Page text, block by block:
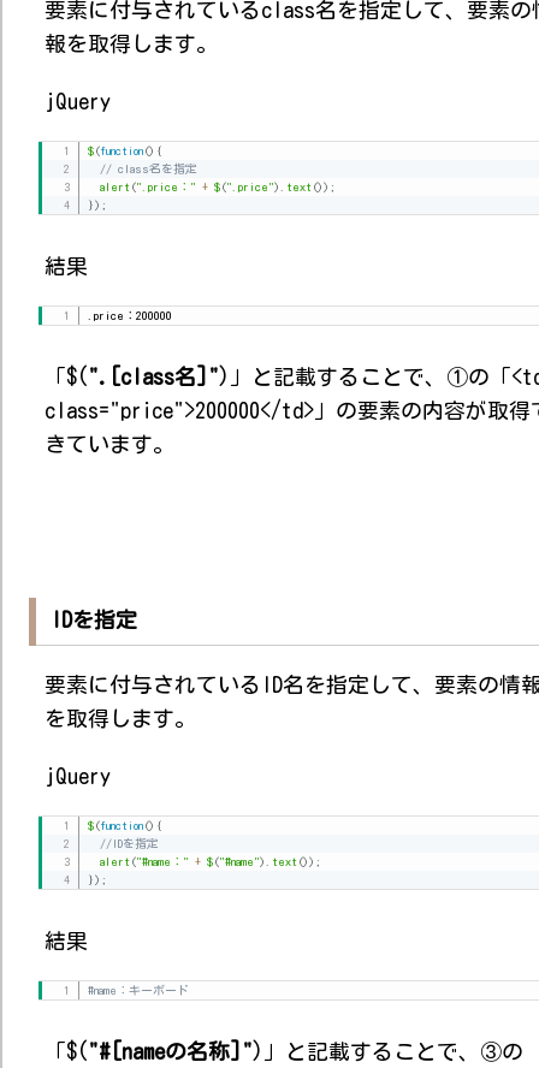
要素に付与されているclass名を指定して、要素の
報を取得します。
jQuery
$ (function () {
// class名を指定
alert (".price：" + $ (".price") text () ) ;
} ) ;
結果
.price：200000
「$( ".[class名]")」と記載することで、①の「
class="price">200000</td>」の要素の内容が取得
きています。
IDを指定
要素に付与されているID名を指定して、要素の情
を取得します。
jQuery
$ (function () {
//IDを指定
alert ("#name：" + $ ("#name") text () ) ;
} ) ;
結果
#name：キーボード
「$( "#[nameの名称]")」と記載することで、③の